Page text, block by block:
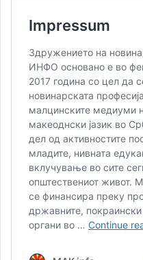
Благовести